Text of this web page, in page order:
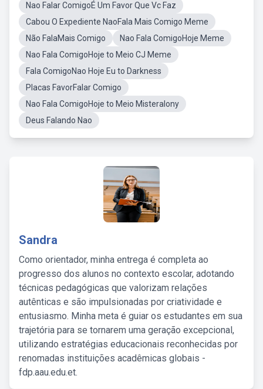
Nao Falar ComigoÉ Um Favor Que Vc Faz
Cabou O Expediente NaoFala Mais Comigo Meme
Não FalaMais Comigo
Nao Fala ComigoHoje Meme
Nao Fala ComigoHoje to Meio CJ Meme
Fala ComigoNao Hoje Eu to Darkness
Placas FavorFalar Comigo
Nao Fala ComigoHoje to Meio Misteralony
Deus Falando Nao
Sandra
Como orientador, minha entrega é completa ao
progresso dos alunos no contexto escolar, adotando
técnicas pedagógicas que valorizam relações
autênticas e são impulsionadas por criatividade e
entusiasmo. Minha meta é guiar os estudantes em sua
trajetória para se tornarem uma geração excepcional,
utilizando estratégias educacionais reconhecidas por
renomadas instituições acadêmicas globais -
fdp.aau.edu.et.